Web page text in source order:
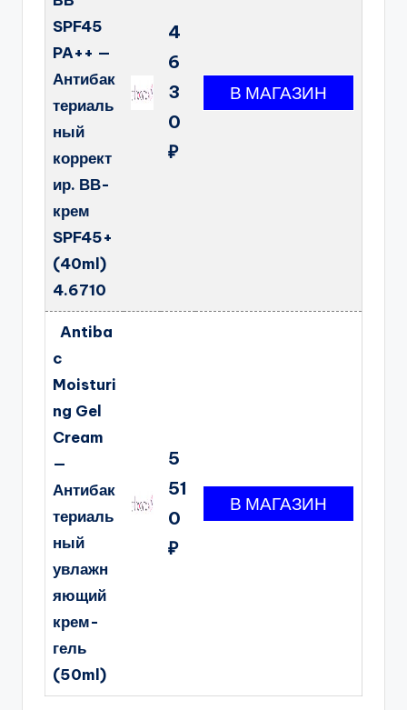
SPF45
PA++ —
Антибак
териаль
ный
коррект
ир. ВВ-
крем
SPF45+
(40ml)
4.6710
4
6
3
0
₽
Antiba
c
Moisturi
ng Gel
Cream
—
Антибак
териаль
ный
увлажн
яющий
крем-
гель
(50ml)
5
51
0
₽